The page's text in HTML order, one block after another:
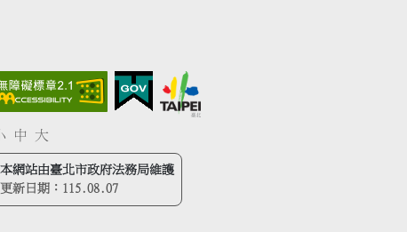
中 大
本網站由臺北市政府法務局維護
更新日期： 115.08.07